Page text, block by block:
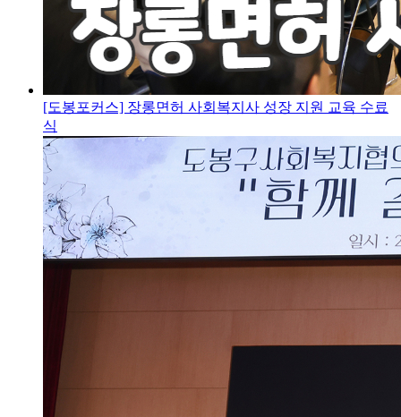
[도봉포커스] 장롱면허 사회복지사 성장 지원 교육 수료
식